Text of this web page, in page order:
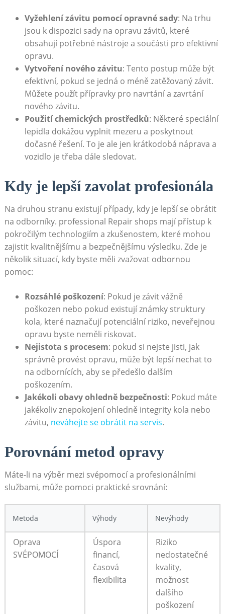
Vyžehlení závitu pomocí opravné sady: Na trhu
jsou k dispozici sady na opravu závitů, které
obsahují potřebné nástroje a součásti pro efektivní
opravu.
Vytvoření nového závitu: Tento postup může být
efektivní, pokud se jedná o méně zatěžovaný závit.
Můžete použít přípravky pro navrtání a zavrtání
nového závitu.
Použití chemických prostředků: Některé speciální
lepidla dokážou vyplnit mezeru a poskytnout
dočasné řešení. To je ale jen krátkodobá náprava a
vozidlo je třeba dále sledovat.
Kdy je lepší zavolat profesionála
Na druhou stranu existují případy, kdy je lepší se obrátit
na odborníky. professional Repair shops mají přístup k
pokročilým technologiím a zkušenostem, které mohou
zajistit kvalitnějšímu a bezpečnějšímu výsledku. Zde je
několik situací, kdy byste měli zvažovat odbornou
pomoc:
Rozsáhlé poškození: Pokud je závit vážně
poškozen nebo pokud existují známky struktury
kola, které naznačují potenciální riziko, neveřejnou
opravu byste neměli riskovat.
Nejistota s procesem: pokud si nejste jisti, jak
správně provést opravu, může být lepší nechat to
na odbornících, aby se předešlo dalším
poškozením.
Jakékoli obavy ohledně bezpečnosti: Pokud máte
jakékoliv znepokojení ohledně integrity kola nebo
závitu, neváhejte se obrátit na servis.
Porovnání metod opravy
Máte-li na výběr mezi svépomocí a profesionálními
službami, může pomoci praktické srovnání:
Metoda Výhody Nevýhody
Oprava
SVÉPOMOCÍ
Úspora
financí,
časová
flexibilita
Riziko
nedostatečné
kvality,
možnost
dalšího
poškození